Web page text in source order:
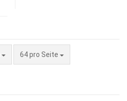
64 pro Seite
pro Seite